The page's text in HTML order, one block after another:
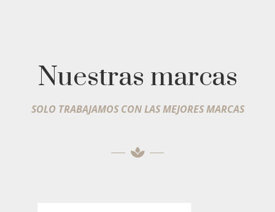
Nuestras marcas
SOLO TRABAJAMOS CON LAS MEJORES MARCAS